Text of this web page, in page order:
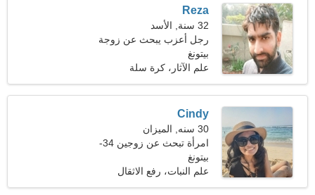
Reza
32 سنة, الأسد
رجل أعزب يبحث عن زوجة
بيتونغ
علم الآثار، كرة سلة
Cindy
30 سنه, الميزان
امرأة تبحث عن زوجين 34-
37
بيتونغ
علم النبات، رفع الاثقال